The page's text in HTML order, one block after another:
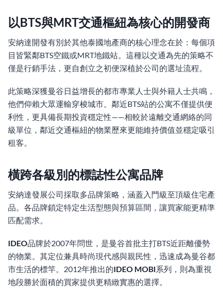
以BTS與MRT交通樞紐為核心的開發商
安納達開發有別於其他泰國地產商的核心理念在於：每個項
目皆緊鄰BTS空鐵或MRT地鐵站。這種以交通為先的策略不
僅是行銷手法，更自創立之初便深植於公司的選址流程。
此策略深獲曼谷日益增長的都市專業人士與外籍人士共鳴，
他們仰賴大眾運輸穿梭城市。鄰近BTS站的公寓不僅提供便
利性，更具備長期投資穩定性——相較於遠離交通網絡的同
級單位，鄰近交通樞紐的物業歷來更能維持價值並穩定吸引
租客。
橫跨各級別的標誌性公寓品牌
安納達發展公司採取多品牌策略，涵蓋入門級至頂級住宅產
品。各品牌鎖定特定生活型態與預算區間，讓買家能更精準
匹配需求。
IDEO品牌於2007年問世，是曼谷首批主打BTS近距離優勢
的物業。其定位兼具時尚現代感與親民性，迅速成為曼谷都
市生活的標竿。2012年推出的IDEO MOBI系列，則為重視
地段勝於面積的買家提供更精緻實惠的選擇。